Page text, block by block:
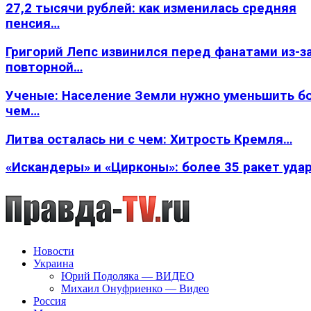
27,2 тысячи рублей: как изменилась средняя
пенсия…
Григорий Лепс извинился перед фанатами из-
повторной…
Ученые: Население Земли нужно уменьшить
чем…
Литва осталась ни с чем: Хитрость Кремля…
«Искандеры» и «Цирконы»: более 35 ракет
Новости
Украина
Юрий Подоляка — ВИДЕО
Михаил Онуфриенко — Видео
Россия